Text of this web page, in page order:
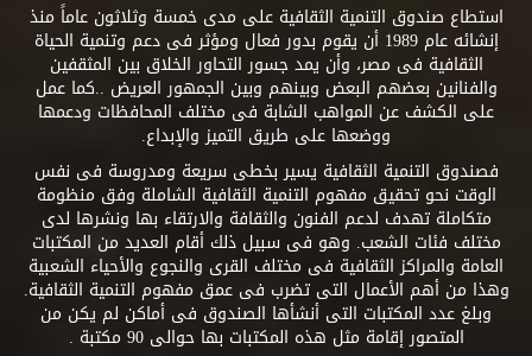
استطاع صندوق التنمية الثقافية على مدى خمسة وثلاثون عاماً منذ
إنشائه عام 1989 أن يقوم بدور فعال ومؤثر فى دعم وتنمية الحياة
الثقافية فى مصر، وأن يمد جسور التحاور الخلاق بين المثقفين
والفنانين بعضهم البعض وبينهم وبين الجمهور العريض ..كما عمل
على الكشف عن المواهب الشابة فى مختلف المحافظات ودعمها
ووضعها على طريق التميز والإبداع.
فصندوق التنمية الثقافية يسير بخطى سريعة ومدروسة فى نفس
الوقت نحو تحقيق مفهوم التنمية الثقافية الشاملة وفق منظومة
متكاملة تهدف لدعم الفنون والثقافة والارتقاء بها ونشرها لدى
مختلف فئات الشعب. وهو فى سبيل ذلك أقام العديد من المكتبات
العامة والمراكز الثقافية فى مختلف القرى والنجوع والأحياء الشعبية
وهذا من أهم الأعمال التى تضرب فى عمق مفهوم التنمية الثقافية.
وبلغ عدد المكتبات التى أنشأها الصندوق فى أماكن لم يكن من
المتصور إقامة مثل هذه المكتبات بها حوالى 90 مكتبة .